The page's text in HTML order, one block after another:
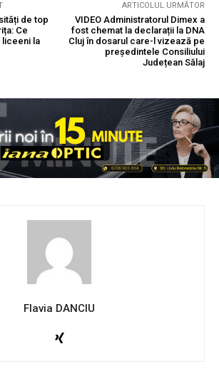
de top
Ce
la
ARTICOLUL URMĂTOR
VIDEO Administratorul Dimex a
fost chemat la declarații la DNA
Cluj în dosarul care-l vizează pe
președintele Consiliului
Județean Sălaj
Flavia DANCIU